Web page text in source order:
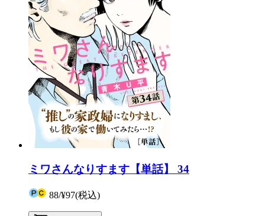
ミワさんなりすます【単話】 34
88/¥97(税込)